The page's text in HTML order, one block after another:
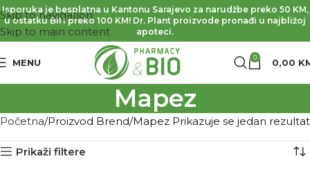
Skip to navigation
Skip to main content
Isporuka je besplatna u Kantonu Sarajevo za narudžbe preko 50 KM,
u ostatku BiH preko 100 KM! Dr. Plant proizvode pronađi u najbližoj
apoteci.
MENU 0 0,00
Mapez
Početna Proizvod Brend Mapez Prikazuje se jedan rezultat
Prikaži filtere